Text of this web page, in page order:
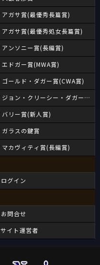
アガサ賞(最優秀長篇賞)
アガサ賞(最優秀処女長篇賞)
アンソニー賞(長編賞)
エドガー賞(MWA賞)
ゴールド・ダガー賞(CWA賞)
ジョン・クリーシー・ダガー賞
バリー賞(新人賞)
ガラスの鍵賞
マカヴィティ賞(長編賞)
ログイン
お問合せ
サイト運営者